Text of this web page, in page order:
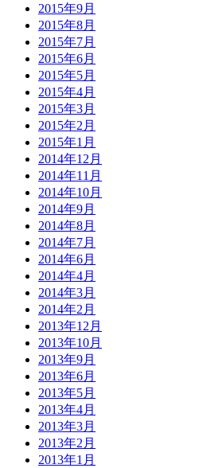
2015年9月
2015年8月
2015年7月
2015年6月
2015年5月
2015年4月
2015年3月
2015年2月
2015年1月
2014年12月
2014年11月
2014年10月
2014年9月
2014年8月
2014年7月
2014年6月
2014年4月
2014年3月
2014年2月
2013年12月
2013年10月
2013年9月
2013年6月
2013年5月
2013年4月
2013年3月
2013年2月
2013年1月